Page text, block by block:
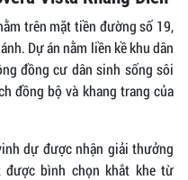
trên mặt tiền đường số 19,
Dự án nằm liền kề khu dân
đồng cư dân sinh sống sôi
đồng bộ và khang trang của
dự được nhận giải thưởng
được bình chọn khắt khe từ